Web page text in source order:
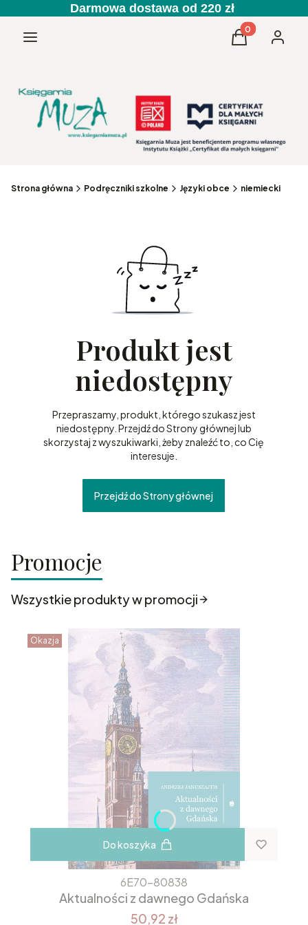
Darmowa dostawa od 220 zł
Menu Produkty w
Koszyk
Strona główna Podręczniki szkolne Języki obce niemiecki
Produkt jest
niedostępny
Przepraszamy, produkt, którego szukasz jest
niedostępny. Przejdź do Strony głównej lub
skorzystaj z wyszukiwarki, żeby znaleźć to, co Cię
interesuje.
Przejdź do Strony głównej
Promocje
Wszystkie produkty w promocji
Okazja
Do koszyka
6E70-80838
Aktualności z dawnego Gdańska
50,92 zł